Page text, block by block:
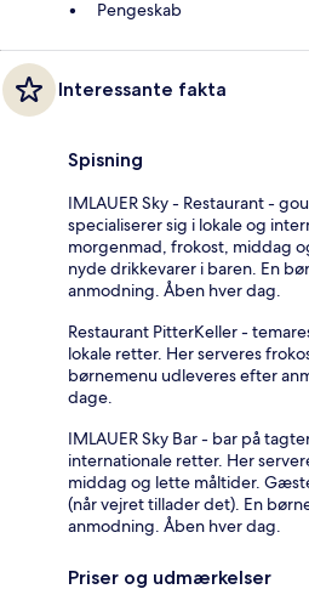
Pengeskab
Interessante fakta
Spisning
IMLAUER Sky - Restaurant -
specialiserer sig i lokale og
morgenmad, frokost, middag
nyde drikkevarer i baren. En
anmodning. Åben hver dag.
Restaurant PitterKeller -
lokale retter. Her serveres
børnemenu udleveres efter
dage.
IMLAUER Sky Bar - bar på
internationale retter. Her
middag og lette måltider.
(når vejret tillader det). En
anmodning. Åben hver dag.
Priser og udmærkelser